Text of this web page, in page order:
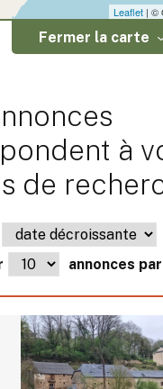
Leaflet | ©
Fermer la carte
à
de
annonces